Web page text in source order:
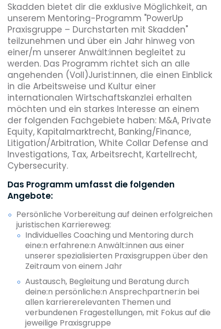
Skadden bietet dir die exklusive Möglichkeit, an
unserem Mentoring-Programm "PowerUp
Praxisgruppe – Durchstarten mit Skadden"
teilzunehmen und über ein Jahr hinweg von
einer/m unserer Anwält:innen begleitet zu
werden. Das Programm richtet sich an alle
angehenden (Voll)Jurist:innen, die einen Einblick
in die Arbeitsweise und Kultur einer
internationalen Wirtschaftskanzlei erhalten
möchten und ein starkes Interesse an einem
der folgenden Fachgebiete haben: M&A, Private
Equity, Kapitalmarktrecht, Banking/Finance,
Litigation/Arbitration, White Collar Defense and
Investigations, Tax, Arbeitsrecht, Kartellrecht,
Cybersecurity.
Das Programm umfasst die folgenden
Angebote:
Persönliche Vorbereitung auf deinen erfolgreichen
juristischen Karriereweg:
Individuelles Coaching und Mentoring durch
eine:n erfahrene:n Anwält:innen aus einer
unserer spezialisierten Praxisgruppen über den
Zeitraum von einem Jahr
Austausch, Begleitung und Beratung durch
deine:n persönliche:n Ansprechpartner:in bei
allen karriererelevanten Themen und
verbundenen Fragestellungen, mit Fokus auf die
jeweilige Praxisgruppe